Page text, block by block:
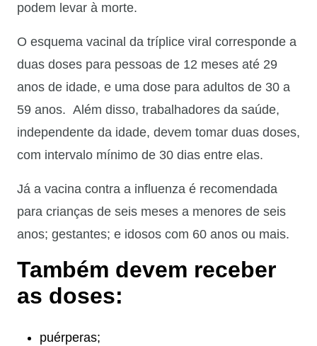
podem levar à morte.
O esquema vacinal da tríplice viral corresponde a
duas doses para pessoas de 12 meses até 29
anos de idade, e uma dose para adultos de 30 a
59 anos. Além disso, trabalhadores da saúde,
independente da idade, devem tomar duas doses,
com intervalo mínimo de 30 dias entre elas.
Já a vacina contra a influenza é recomendada
para crianças de seis meses a menores de seis
anos; gestantes; e idosos com 60 anos ou mais.
Também devem receber
as doses:
puérperas;